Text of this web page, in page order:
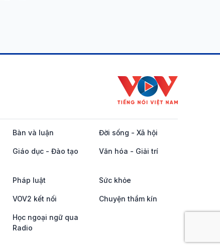
Bàn và luận Đời sống - Xã hội
Giáo dục - Đào tạo Văn hóa - Giải trí
Pháp luật Sức khỏe
VOV2 kết nối Chuyện thầm kín
Học ngoại ngữ qua
Radio